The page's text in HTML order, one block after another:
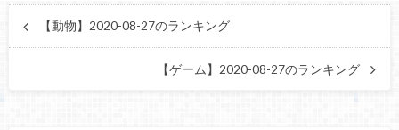
【動物】2020-08-27のランキング
【ゲーム】2020-08-27のランキング